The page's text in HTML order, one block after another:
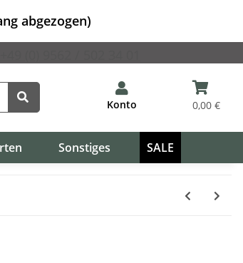
abgezogen)
Konto 0,00 €
Sonstiges SALE